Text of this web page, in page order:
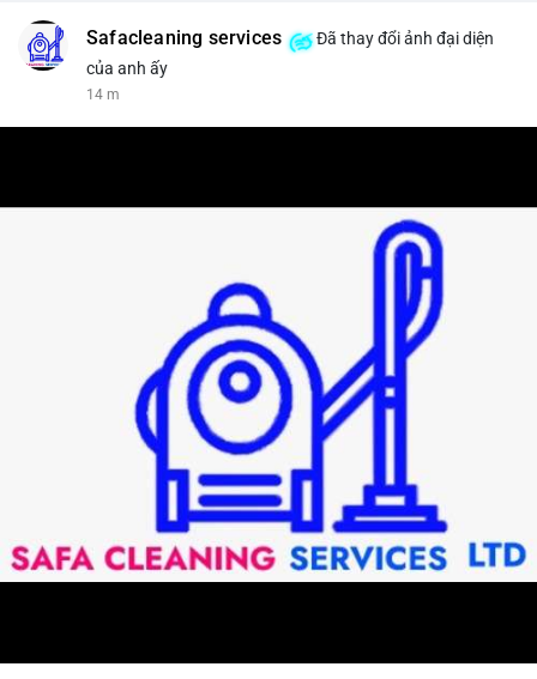
Safacleaning services
Đã thay đổi ảnh đại diện
của anh ấy
14 m